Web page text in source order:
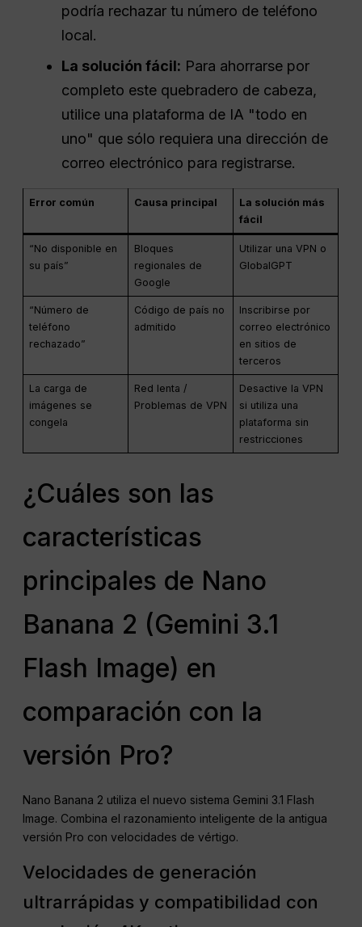
podría rechazar tu número de teléfono
local.
La solución fácil: Para ahorrarse por
completo este quebradero de cabeza,
utilice una plataforma de IA "todo en
uno" que sólo requiera una dirección de
correo electrónico para registrarse.
Error común Causa principal
La solución más
fácil
“No disponible en
su país”
Bloques
regionales de
Google
Utilizar una VPN o
GlobalGPT
“Número de
teléfono
rechazado”
Código de país no
admitido
Inscribirse por
correo electrónico
en sitios de
terceros
La carga de
imágenes se
congela
Red lenta /
Problemas de VPN
Desactive la VPN
si utiliza una
plataforma sin
restricciones
¿Cuáles son las
características
principales de Nano
Banana 2 (Gemini 3.1
Flash Image) en
comparación con la
versión Pro?
Nano Banana 2 utiliza el nuevo sistema Gemini 3.1 Flash
Image. Combina el razonamiento inteligente de la antigua
versión Pro con velocidades de vértigo.
Velocidades de generación
ultrarrápidas y compatibilidad con